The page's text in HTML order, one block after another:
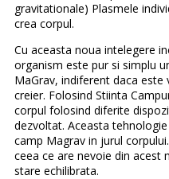
gravitationale) Plasmele
crea corpul.
Cu aceasta noua intelegere
organism este pur si simplu
MaGrav, indiferent daca
creier. Folosind Stiinta
corpul folosind diferite
dezvoltat. Aceasta
camp Magrav in jurul
ceea ce are nevoie din acest
stare echilibrata.